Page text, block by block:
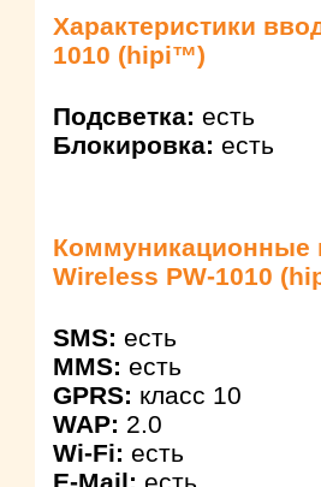
Характеристики
1010 (hipi™)
Подсветка: есть
Блокировка: есть
Коммуникационные
Wireless PW-1010
SMS: есть
MMS: есть
GPRS: класс 10
WAP: 2.0
Wi-Fi: есть